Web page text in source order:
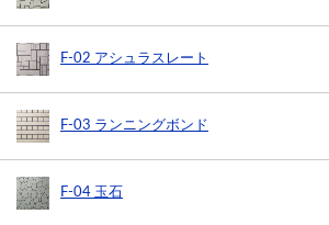
F-02 アシュラスレート
F-03 ランニングボンド
F-04 玉石